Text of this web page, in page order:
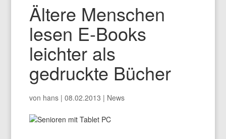
Ältere Menschen
lesen E-Books
leichter als
gedruckte Bücher
von hans| 08.02.2013 | News